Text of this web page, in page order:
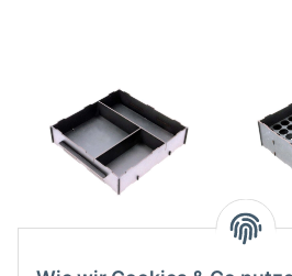
Farbhalter Stapelbar